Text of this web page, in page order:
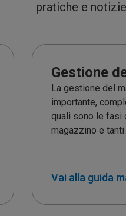
pratiche e
Gestione
La gestione del
importante,
quali sono le fasi
magazzino e
Vai alla guida